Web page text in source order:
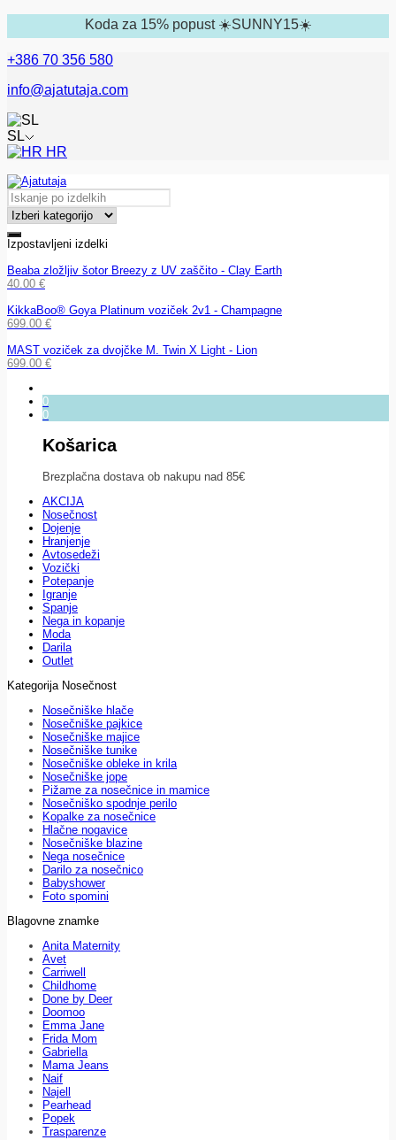
Koda za 15% popust ☀️SUNNY15☀️
+386 70 356 580
info@ajatutaja.com
SL
HR
Izpostavljeni izdelki
Beaba zložljiv šotor Breezy z UV zaščito - Clay Earth
40.00 €
KikkaBoo® Goya Platinum voziček 2v1 - Champagne
699.00 €
MAST voziček za dvojčke M. Twin X Light - Lion
699.00 €
0
0
Košarica
Brezplačna dostava ob nakupu nad 85€
AKCIJA
Nosečnost
Dojenje
Hranjenje
Avtosedeži
Vozički
Potepanje
Igranje
Spanje
Nega in kopanje
Moda
Darila
Outlet
Kategorija Nosečnost
Nosečniške hlače
Nosečniške pajkice
Nosečniške majice
Nosečniške tunike
Nosečniške obleke in krila
Nosečniške jope
Pižame za nosečnice in mamice
Nosečniško spodnje perilo
Kopalke za nosečnice
Hlačne nogavice
Nosečniške blazine
Nega nosečnice
Darilo za nosečnico
Babyshower
Foto spomini
Blagovne znamke
Anita Maternity
Avet
Carriwell
Childhome
Done by Deer
Doomoo
Emma Jane
Frida Mom
Gabriella
Mama Jeans
Naif
Najell
Pearhead
Popek
Trasparenze